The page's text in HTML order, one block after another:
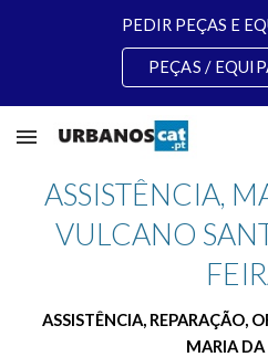
PEDIR PEÇAS E
PEÇAS /
ASSISTÊNCIA,
VULCANO
ASSISTÊNCIA, REPARAÇÃO,
MARIA DA